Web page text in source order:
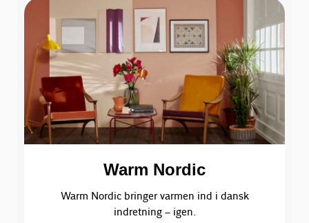
Warm Nordic
Warm Nordic bringer varmen ind i dansk
indretning – igen.